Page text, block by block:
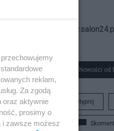
https://
Nowości od
Udostępnij
reklam,
Za zgodą
oraz aktywnie
prosimy o
i zawsze możesz